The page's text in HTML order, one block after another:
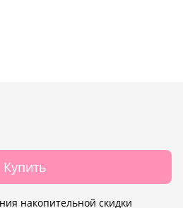
Купить
накопительной скидки